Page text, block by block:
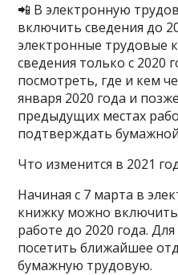
📲 В электронную
включить сведения до
электронные трудовые
сведения только с 2020
посмотреть, где и кем
января 2020 года и
предыдущих местах
подтверждать
Что изменится в 2021
Начиная с 7 марта в
книжку можно
работе до 2020 года.
посетить ближайшее
бумажную трудовую.